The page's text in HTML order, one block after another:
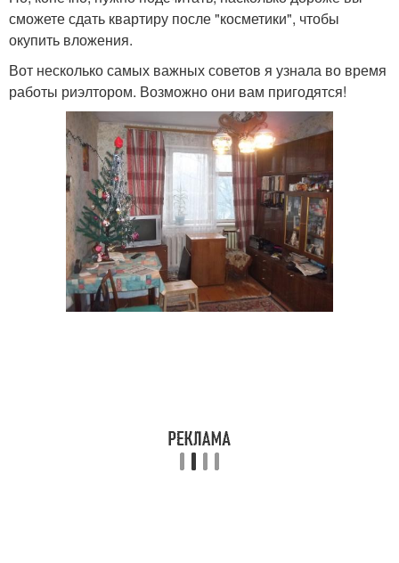
сможете сдать квартиру после "косметики", чтобы
окупить вложения.
Вот несколько самых важных советов я узнала во время
работы риэлтором. Возможно они вам пригодятся!